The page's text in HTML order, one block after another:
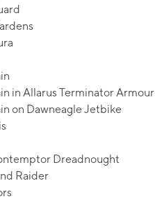
in Allarus Terminator Armour
on Dawneagle Jetbike
Dreadnought
Raider